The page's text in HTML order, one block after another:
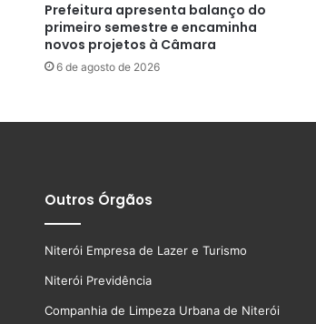
Prefeitura apresenta balanço do
primeiro semestre e encaminha
novos projetos à Câmara
6 de agosto de 2026
Outros Órgãos
Niterói Empresa de Lazer e Turismo
Niterói Previdência
Companhia de Limpeza Urbana de Niterói